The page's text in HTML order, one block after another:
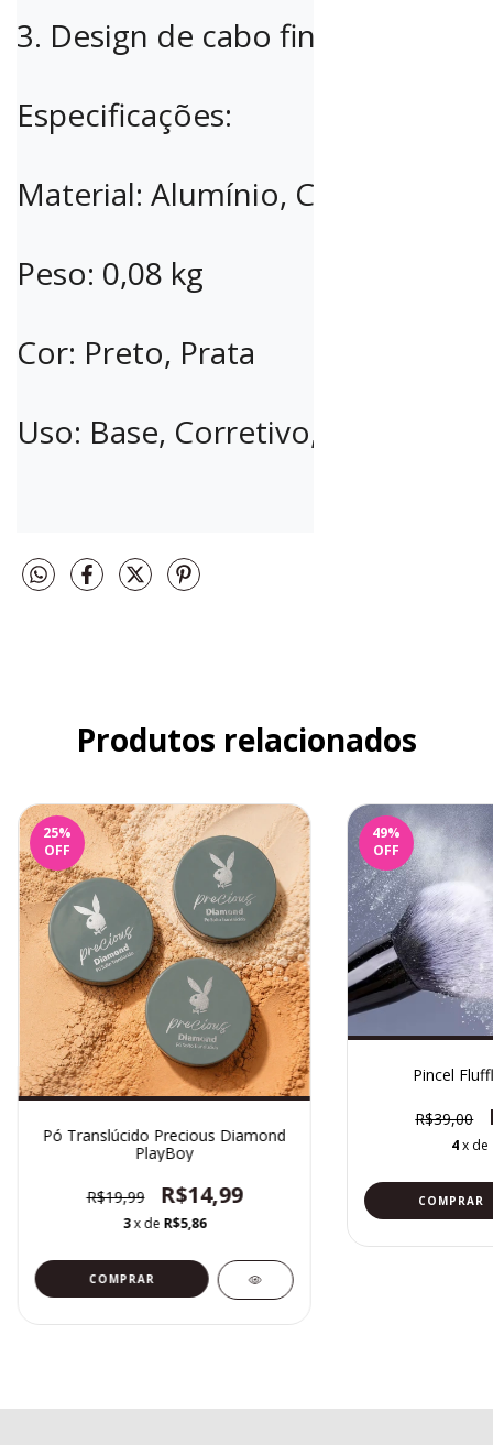
3. Design de cabo fino, com
Especificações:
Material: Alumínio, Cerdas
Peso: 0,08 kg
Cor: Preto, Prata
Uso: Base, Corretivo, Blush
Produtos relacionados
25%
OFF
Pó Translúcido Precious Diamond
PlayBoy
R$19,99 R$14,99
3x de R$5,86
COMPRAR
49%
OFF
Pincel
R$39,00
4x de